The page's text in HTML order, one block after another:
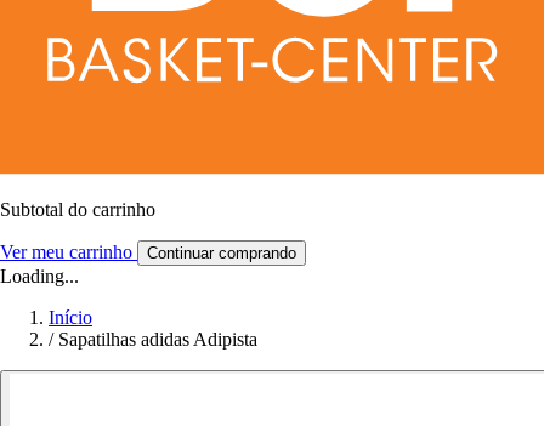
Subtotal do carrinho
Ver meu carrinho Continuar comprando
Loading...
Início
/ Sapatilhas adidas Adipista